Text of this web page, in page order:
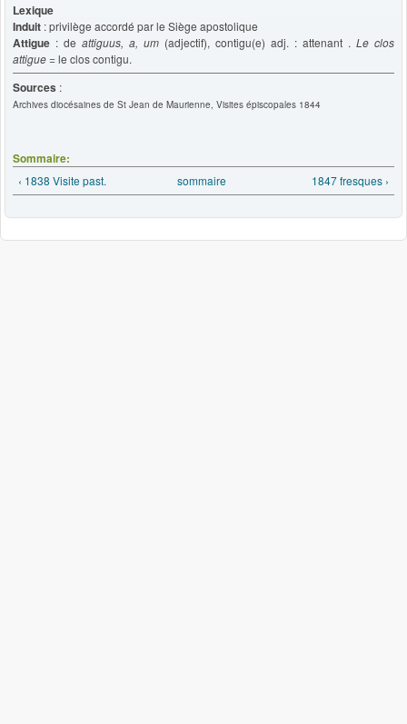
Lexique
Induit : privilège accordé par le Siège apostolique
Attigue : de attiguus, a, um (adjectif), contigu(e) adj. : attenant . Le clos
attigue= le clos contigu.
Sources :
Archives diocésaines de St Jean de Maurienne, Visites épiscopales 1844
Sommaire:
‹ 1838 Visite past. sommaire 1847 fresques ›